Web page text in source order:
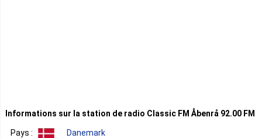
Informations sur la station de radio Classic FM Åbenrå 92.00 FM
Pays : Danemark